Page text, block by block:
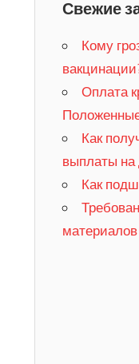
Свежие
Кому
​Оплата
​Как
выплаты на
Как
материалов